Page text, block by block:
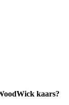
kaars?